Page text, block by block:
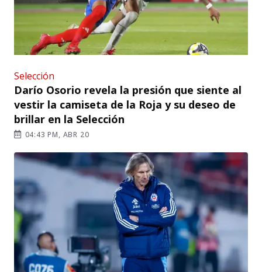
Selección
Darío Osorio revela la presión que siente al
vestir la camiseta de la Roja y su deseo de
brillar en la Selección
04:43 PM, ABR 20